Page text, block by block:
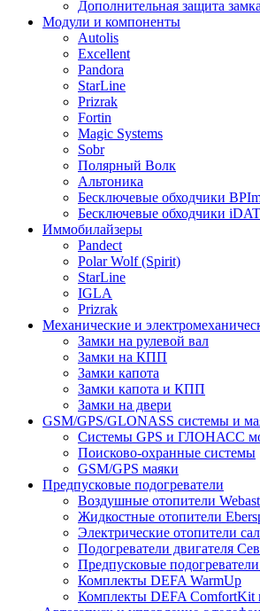
Дополнительная защита
Модули и компоненты
Autolis
Excellent
Pandora
StarLine
Prizrak
Fortin
Magic Systems
Sobr
Полярный Волк
Альтоника
Бесключевые обходчики
Бесключевые обходчики
Иммобилайзеры
Pandect
Polar Wolf (Spirit)
StarLine
IGLA
Prizrak
Механические и
Замки на рулевой вал
Замки на КПП
Замки капота
Замки капота и КПП
Замки на двери
GSM/GPS/GLONASS системы и
Системы GPS и ГЛОНАСС
Поисково-охранные системы
GSM/GPS маяки
Предпусковые подогреватели
Воздушные отопители
Жидкостные отопители
Электрические отопители
Подогреватели двигателя
Предпусковые
Комплекты DEFA WarmUp
Комплекты DEFA ComfortKit